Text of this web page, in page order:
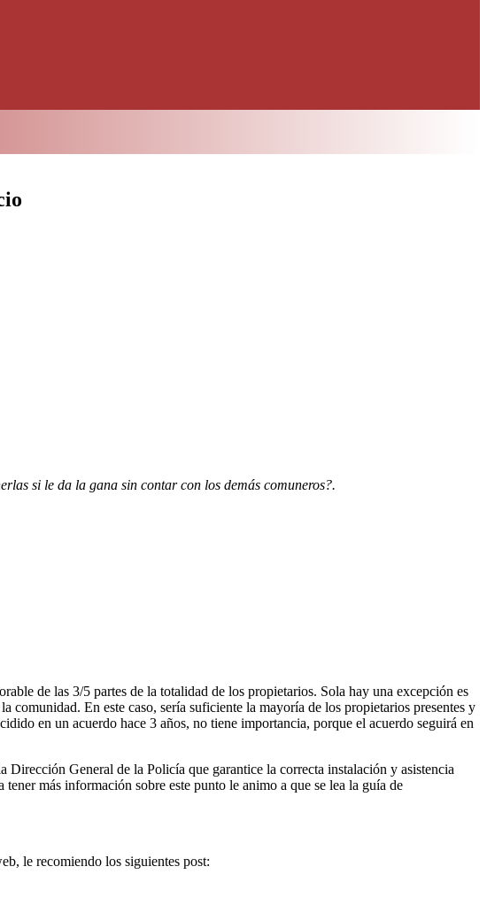
si le da la gana sin contar con los demás comuneros?.
de las 3/5 partes de la totalidad de los propietarios. Sola hay una excepción es
comunidad. En este caso, sería suficiente la mayoría de los propietarios presentes y
en un acuerdo hace 3 años, no tiene importancia, porque el acuerdo seguirá en
Dirección General de la Policía que garantice la correcta instalación y asistencia
más información sobre este punto le animo a que se lea la guía de
le recomiendo los siguientes post: